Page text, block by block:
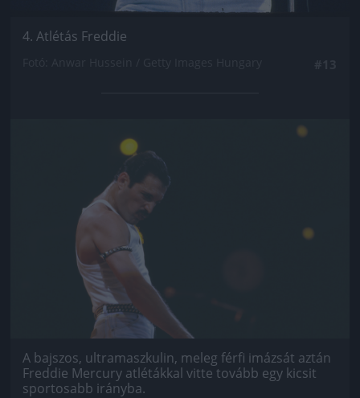
4. Atlétás Freddie
Jön még kép!
A bajszos, ultramaszkulin, meleg férfi imázsát aztán
Freddie Mercury atlétákkal vitte tovább egy kicsit
sportosabb irányba.